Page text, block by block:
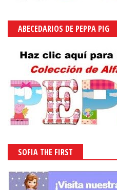
ABECEDARIOS DE PEPPA PIG
SOFIA THE FIRST